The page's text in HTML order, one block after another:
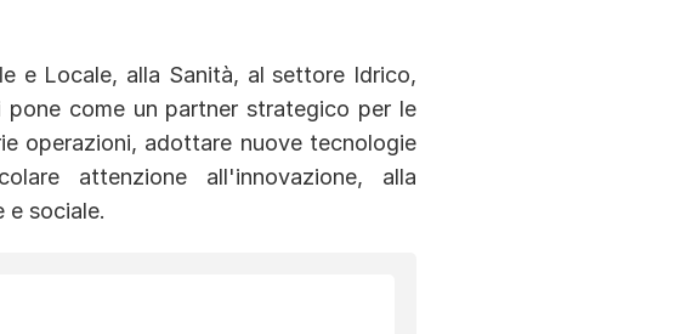
e Locale, alla Sanità, al settore Idrico,
pone come un partner strategico per le
operazioni, adottare nuove tecnologie
attenzione all'innovazione, alla
e sociale.